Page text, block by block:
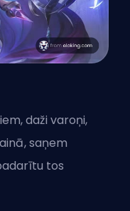
daži varoņi,
, saņem
tos